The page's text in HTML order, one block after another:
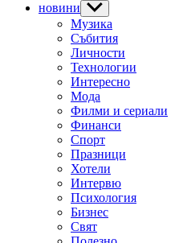
новини Show
sub
menu
Музика
Събития
Личности
Технологии
Интересно
Мода
Филми и сериали
Финанси
Спорт
Празници
Хотели
Интервю
Психология
Бизнес
Свят